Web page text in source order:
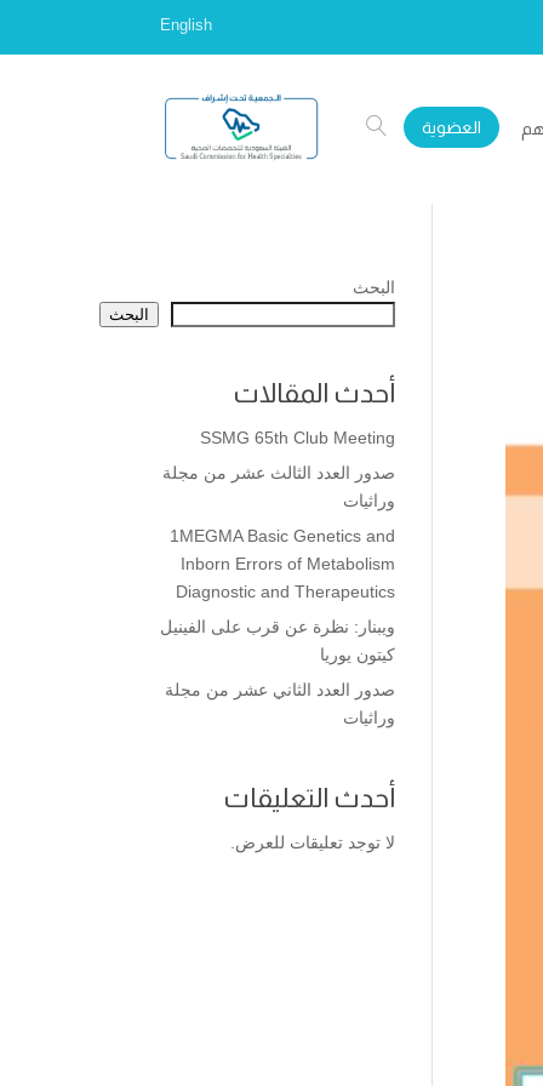
English
العضوية
البحث
البحث
أحدث المقالات
SSMG 65th Club Meeting
صدور العدد الثالث عشر من مجلة
وراثيات
1MEGMA Basic Genetics and
Inborn Errors of Metabolism
Diagnostic and Therapeutics
ويبنار: نظرة عن قرب على الفينيل
كيتون يوريا
صدور العدد الثاني عشر من مجلة
وراثيات
أحدث التعليقات
لا توجد تعليقات للعرض.